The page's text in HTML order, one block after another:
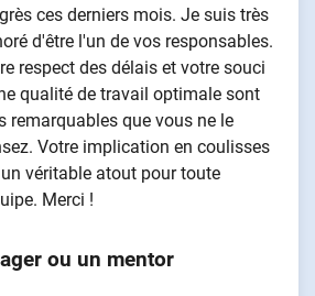
ces derniers mois. Je suis très
d'être l'un de vos responsables.
respect des délais et votre souci
qualité de travail optimale sont
remarquables que vous ne le
Votre implication en coulisses
véritable atout pour toute
Merci !
ou un mentor